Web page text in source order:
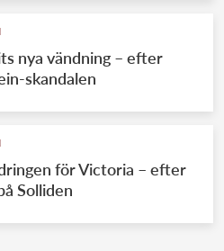
nya vändning – efter
skandalen
för Victoria – efter
Solliden